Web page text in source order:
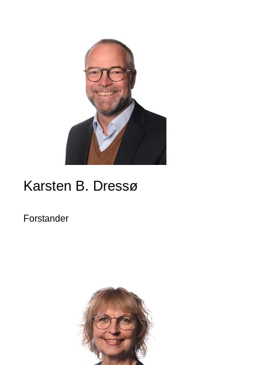
Karsten B. Dressø
Forstander